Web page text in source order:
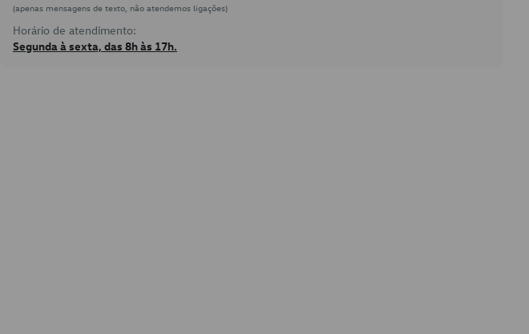
(apenas mensagens de texto, não atendemos ligações)
Horário de atendimento:
Segunda à sexta, das 8h às 17h.